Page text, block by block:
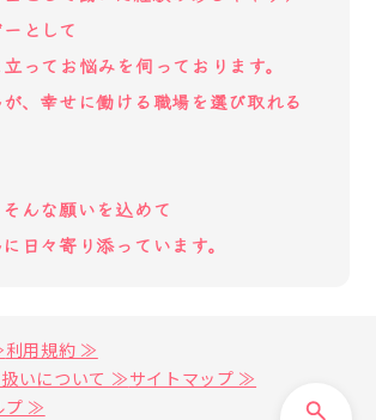
として
ってお悩みを伺っております。
、幸せに働ける職場を選び取れる
んな願いを込めて
日々寄り添っています。
利用規約 ≫
いについて ≫サイトマップ ≫
プ ≫